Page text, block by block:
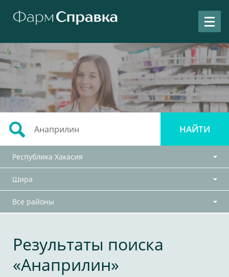
Республика Хакасия
Шира
Все районы
Результаты поиска
«Анаприлин»